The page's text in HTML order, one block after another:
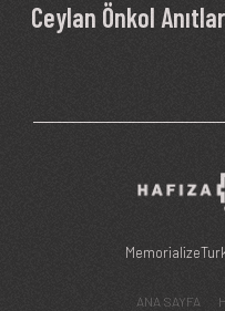
Ceylan Önkol
ANA SAYFA